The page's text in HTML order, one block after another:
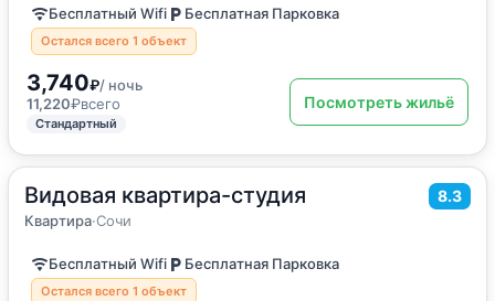
Бесплатный Wifi Бесплатная Парковка
Остался всего 1 объект
3,740₽/ ночь
11,220₽всего
Стандартный
Посмотреть жильё
Видовая квартира-студия 8.3
Квартира·Сочи
35м2·4 гостя
Квартира
Бесплатный Wifi Бесплатная Парковка
Остался всего 1 объект